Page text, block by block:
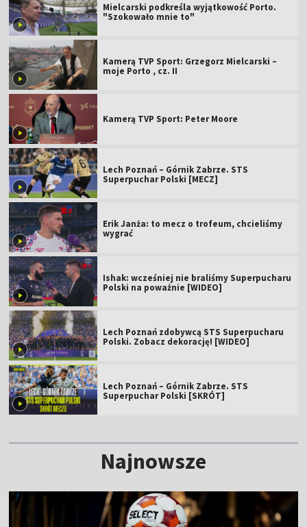
Mielcarski podkreśla wyjątkowość Porto.
"Szokowało mnie to"
Kamerą TVP Sport: Grzegorz Mielcarski –
moje Porto , cz. II
Kamerą TVP Sport: Peter Moore
Lech Poznań – Górnik Zabrze. STS
Superpuchar Polski [MECZ]
Erik Janża: to mecz o trofeum, chcieliśmy
wygrać
Ishak: wcześniej nie braliśmy Superpucharu
Polski na poważnie [WIDEO]
Lech Poznań zdobywcą STS Superpucharu
Polski. Zobacz dekorację! [WIDEO]
Lech Poznań – Górnik Zabrze. STS
Superpuchar Polski [SKRÓT]
Najnowsze